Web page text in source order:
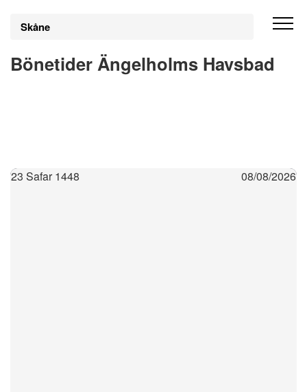
Skåne
Bönetider Ängelholms Havsbad
23 Safar 1448 08/08/2026